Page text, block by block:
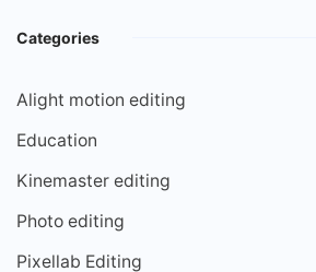
Categories
Alight motion editing
Education
Kinemaster editing
Photo editing
Pixellab Editing